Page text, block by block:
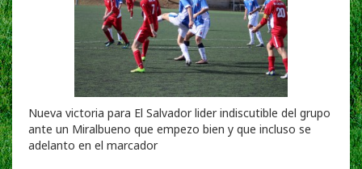
Nueva victoria para El Salvador lider indiscutible del grupo
ante un Miralbueno que empezo bien y que incluso se
adelanto en el marcador